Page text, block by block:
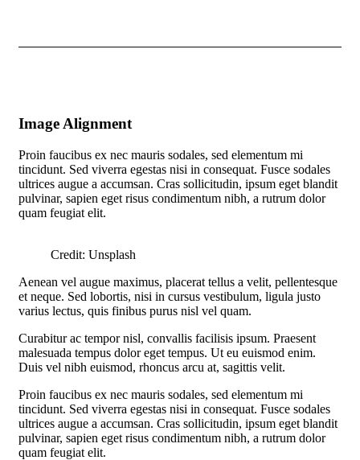
Image Alignment
Proin faucibus ex nec mauris sodales, sed elementum mi
tincidunt. Sed viverra egestas nisi in consequat. Fusce sodales
ultrices augue a accumsan. Cras sollicitudin, ipsum eget blandit
pulvinar, sapien eget risus condimentum nibh, a rutrum dolor
quam feugiat elit.
Credit: Unsplash
Aenean vel augue maximus, placerat tellus a velit, pellentesque
et neque. Sed lobortis, nisi in cursus vestibulum, ligula justo
varius lectus, quis finibus purus nisl vel quam.
Curabitur ac tempor nisl, convallis facilisis ipsum. Praesent
malesuada tempus dolor eget tempus. Ut eu euismod enim.
Duis vel nibh euismod, rhoncus arcu at, sagittis velit.
Proin faucibus ex nec mauris sodales, sed elementum mi
tincidunt. Sed viverra egestas nisi in consequat. Fusce sodales
ultrices augue a accumsan. Cras sollicitudin, ipsum eget blandit
pulvinar, sapien eget risus condimentum nibh, a rutrum dolor
quam feugiat elit.